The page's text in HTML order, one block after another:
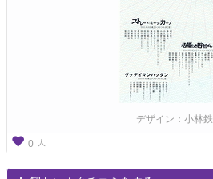
デザイン：小林
0 人